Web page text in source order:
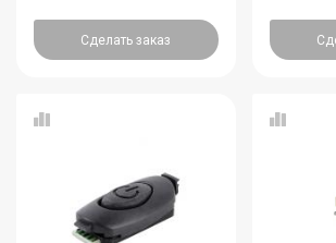
Сделать заказ